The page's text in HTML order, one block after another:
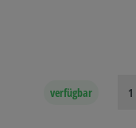
verfügbar